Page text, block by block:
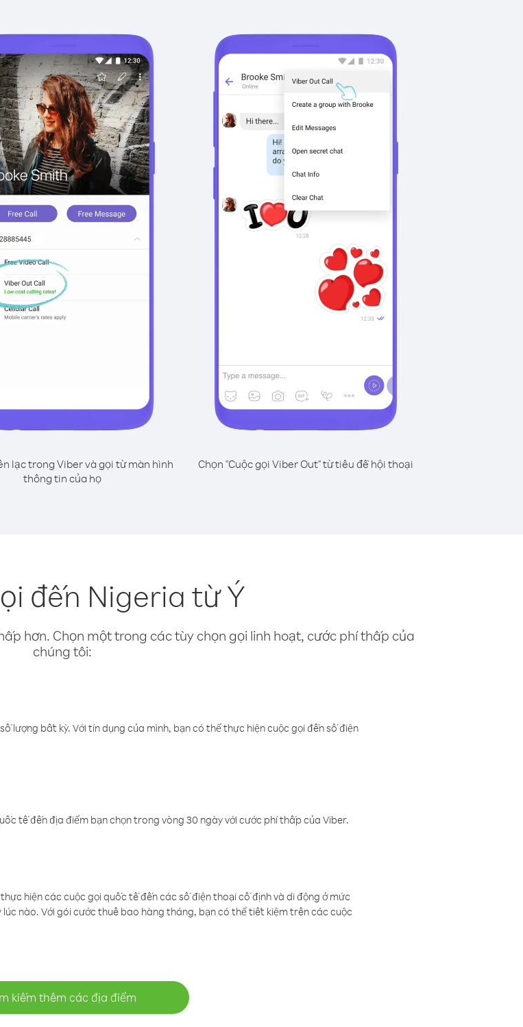
lạc trong Viber và gọi từ màn hình
thông tin của họ
Chọn "Cuộc gọi Viber Out" từ tiêu đề hội thoại
đến Nigeria từ Ý
hơn. Chọn một trong các tùy chọn gọi linh hoạt, cước phí thấp của
chúng tôi:
lượng bất kỳ. Với tín dụng của mình, bạn có thể thực hiện cuộc gọi đến số điện
tế đến địa điểm bạn chọn trong vòng 30 ngày với cước phí thấp của Viber.
hiện các cuộc gọi quốc tế đến các số điện thoại cố định và di động ở mức
nào. Với gói cước thuê bao hàng tháng, bạn có thể tiết kiệm trên các cuộc
kiếm thêm các địa điểm